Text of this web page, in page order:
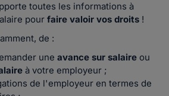
toutes les informations à
pour faire valoir vos droits !
de :
une avance sur salaire ou
à votre employeur ;
de l'employeur en termes de